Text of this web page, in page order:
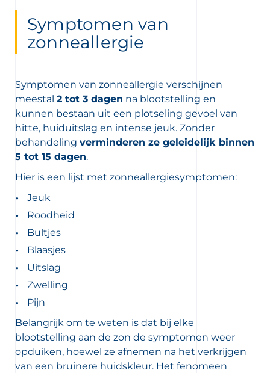
Symptomen van
zonneallergie
Symptomen van zonneallergie verschijnen
meestal 2 tot 3 dagen na blootstelling en
kunnen bestaan uit een plotseling gevoel van
hitte, huiduitslag en intense jeuk. Zonder
behandeling verminderen ze geleidelijk binnen
5 tot 15 dagen.
Hier is een lijst met zonneallergiesymptomen:
Jeuk
Roodheid
Bultjes
Blaasjes
Uitslag
Zwelling
Pijn
Belangrijk om te weten is dat bij elke
blootstelling aan de zon de symptomen weer
opduiken, hoewel ze afnemen na het verkrijgen
van een bruinere huidskleur. Het fenomeen